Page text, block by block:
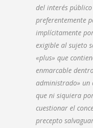
del interés
preferentemente
implícitamente
exigible al sujeto
«plus» que
enmarcable
administrado» un
que ni siquiera
cuestionar el
precepto